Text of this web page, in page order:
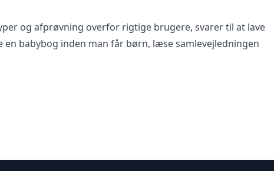
og afprøvning overfor rigtige brugere, svarer til at lave
babybog inden man får børn, læse samlevejledningen